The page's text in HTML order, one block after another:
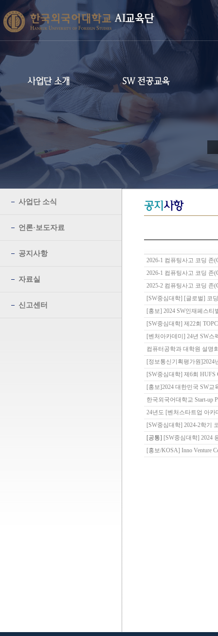
AI교육단
사업단 소개 SW 전공교육
사업단 소식
언론·보도자료
공지사항
자료실
신고센터
공지 사항
2026-1 컴퓨팅사고 코딩 존
2026-1 컴퓨팅사고 코딩 존
2025-2 컴퓨팅사고 코딩 존
[SW중심대학] [글로벌] 코
[홍보] 2024 SW인재페스
[SW중심대학] 제22회
[벤처아카데미] 24년 SW
컴퓨터공학과 대학원 설명
[정보통신기획평가원
[SW중심대학] 제6회 HUFS
[홍보]2024 대한민국 SW
한국외국어대학교 Start-up
24년도 [벤처스타트업 아
[SW중심대학] 2024-2학기
[공통] [SW중심대학] 2024
[홍보/KOSA] Inno Venture